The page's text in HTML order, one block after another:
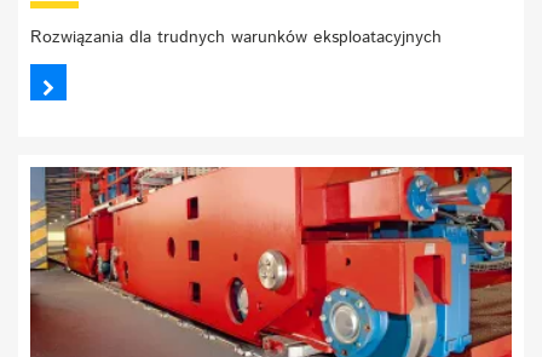
Rozwiązania dla trudnych warunków eksploatacyjnych